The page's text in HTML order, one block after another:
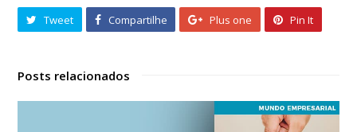
Tweet Compartilhe Plus one Pin It
Posts relacionados